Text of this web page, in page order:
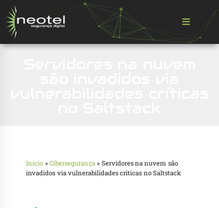
Início »Cibersegurança » Servidores na nuvem são
invadidos via vulnerabilidades críticas no Saltstack